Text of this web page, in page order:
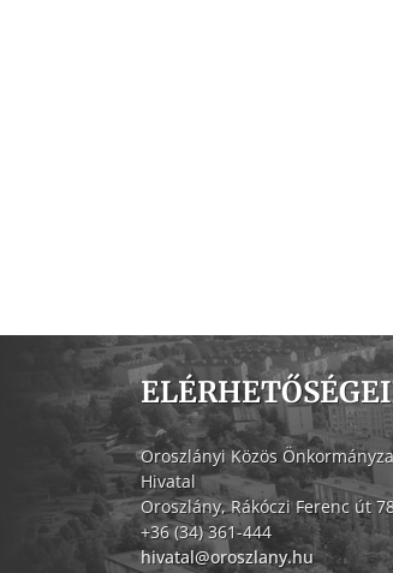
Oroszlányi Közös
Hivatal
Oroszlány, Rákóczi Ferenc út
+36 (34) 361-444
hivatal@oroszlany.hu